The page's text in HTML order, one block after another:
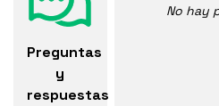
Preguntas
y
respuestas
No hay